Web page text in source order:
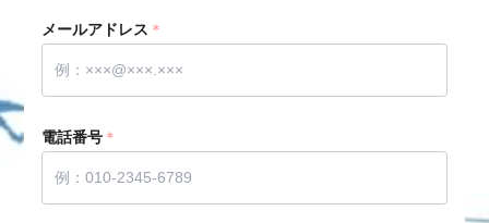
メールアドレス ＊
電話番号 ＊